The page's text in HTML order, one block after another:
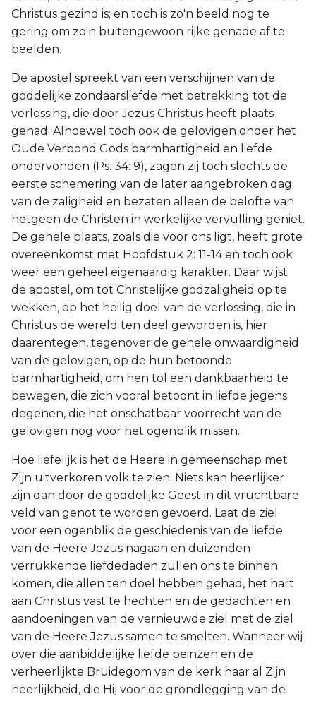
Christus gezind is; en toch is zo'n beeld nog te
gering om zo'n buitengewoon rijke genade af te
beelden.
De apostel spreekt van een verschijnen van de
goddelijke zondaarsliefde met betrekking tot de
verlossing, die door Jezus Christus heeft plaats
gehad. Alhoewel toch ook de gelovigen onder het
Oude Verbond Gods barmhartigheid en liefde
ondervonden (Ps. 34: 9), zagen zij toch slechts de
eerste schemering van de later aangebroken dag
van de zaligheid en bezaten alleen de belofte van
hetgeen de Christen in werkelijke vervulling geniet.
De gehele plaats, zoals die voor ons ligt, heeft grote
overeenkomst met Hoofdstuk 2: 11-14 en toch ook
weer een geheel eigenaardig karakter. Daar wijst
de apostel, om tot Christelijke godzaligheid op te
wekken, op het heilig doel van de verlossing, die in
Christus de wereld ten deel geworden is, hier
daarentegen, tegenover de gehele onwaardigheid
van de gelovigen, op de hun betoonde
barmhartigheid, om hen tol een dankbaarheid te
bewegen, die zich vooral betoont in liefde jegens
degenen, die het onschatbaar voorrecht van de
gelovigen nog voor het ogenblik missen.
Hoe liefelijk is het de Heere in gemeenschap met
Zijn uitverkoren volk te zien. Niets kan heerlijker
zijn dan door de goddelijke Geest in dit vruchtbare
veld van genot te worden gevoerd. Laat de ziel
voor een ogenblik de geschiedenis van de liefde
van de Heere Jezus nagaan en duizenden
verrukkende liefdedaden zullen ons te binnen
komen, die allen ten doel hebben gehad, het hart
aan Christus vast te hechten en de gedachten en
aandoeningen van de vernieuwde ziel met de ziel
van de Heere Jezus samen te smelten. Wanneer wij
over die aanbiddelijke liefde peinzen en de
verheerlijkte Bruidegom van de kerk haar al Zijn
heerlijkheid, die Hij voor de grondlegging van de